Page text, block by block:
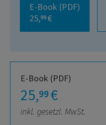
E-Book (PDF)
25,99 €
E-Book (PDF)
25,99€
inkl. gesetzl. MwSt.